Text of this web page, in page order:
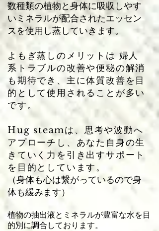
数種類の植物と身体に吸収しやす
いミネラルが配合されたエッセン
スを使用し蒸していきます。
よもぎ蒸しのメリットは 婦人
系トラブルの改善や便秘の解消
も期待でき、主に体質改善を目
的として使用されることが多い
です。
Hug steamは、思考や波動へ
アプローチし、あなた自身の生
きていく力を引き出すサポート
を目的としています。
（身体も心は繋がっているので身
体も緩みます）
植物の抽出液とミネラルが豊富な水を目
的別に調合しております。